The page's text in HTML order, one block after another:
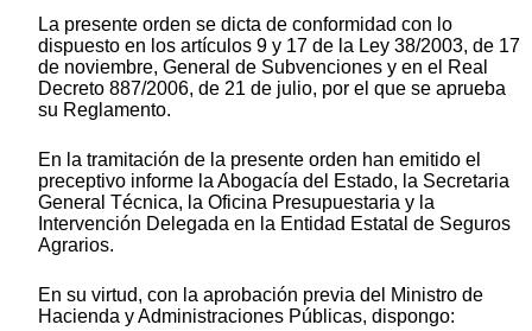
La presente orden se dicta de conformidad con lo
dispuesto en los artículos 9 y 17 de la Ley 38/2003, de 17
de noviembre, General de Subvenciones y en el Real
Decreto 887/2006, de 21 de julio, por el que se aprueba
su Reglamento.
En la tramitación de la presente orden han emitido el
preceptivo informe la Abogacía del Estado, la Secretaria
General Técnica, la Oficina Presupuestaria y la
Intervención Delegada en la Entidad Estatal de Seguros
Agrarios.
En su virtud, con la aprobación previa del Ministro de
Hacienda y Administraciones Públicas, dispongo: